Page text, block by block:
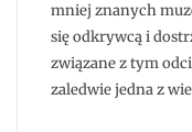
mniej znanych
się odkrywcą i
związane z tym
zaledwie jedna z